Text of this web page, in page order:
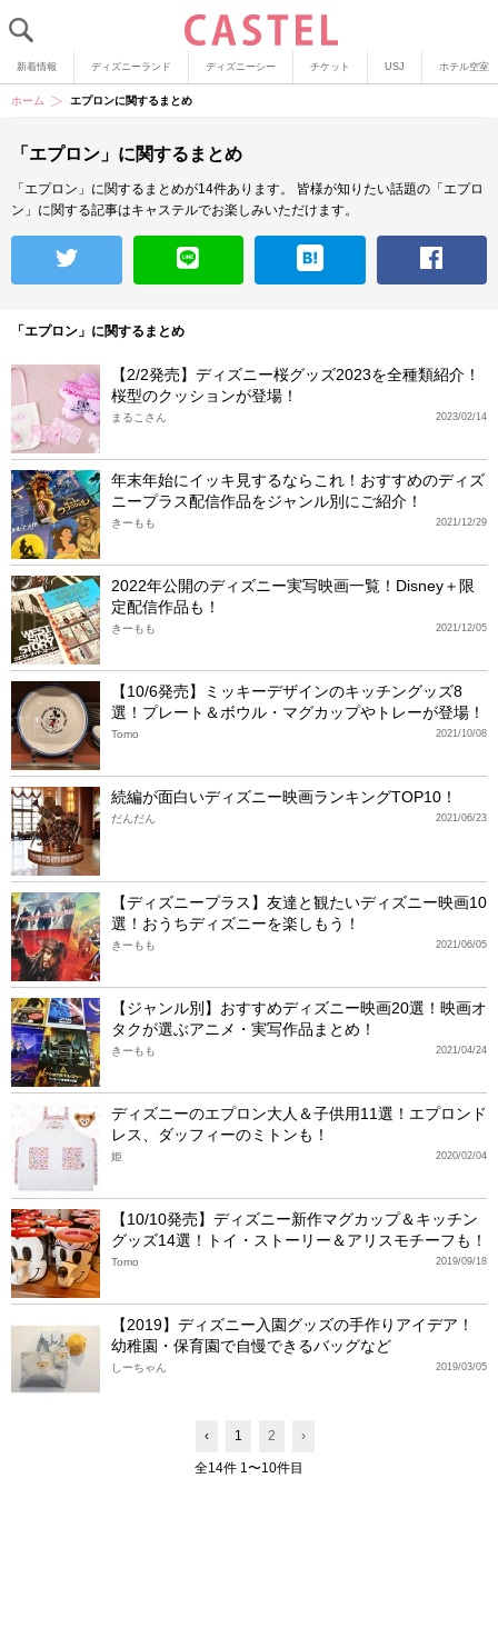
新着情報 ディズニーランド ディズニーシー チケット USJ ホテル空室
ホーム エプロンに関するまとめ
「エプロン」に関するまとめ
「エプロン」に関するまとめが14件あります。
皆様が知りたい話題の「エプロ
ン」に関する記事はキャステルでお楽しみいただけます。
「エプロン」に関するまとめ
【2/2発売】ディズニー桜グッズ2023を全種類紹介！
桜型のクッションが登場！
2023/02/14
まるこさん
年末年始にイッキ見するならこれ！おすすめのディズ
ニープラス配信作品をジャンル別にご紹介！
2021/12/29
きーもも
2022年公開のディズニー実写映画一覧！Disney＋限
定配信作品も！
2021/12/05
きーもも
【10/6発売】ミッキーデザインのキッチングッズ8
選！プレート＆ボウル・マグカップやトレーが登場！
2021/10/08
Tomo
続編が面白いディズニー映画ランキングTOP10！
2021/06/23
だんだん
【ディズニープラス】友達と観たいディズニー映画10
選！おうちディズニーを楽しもう！
2021/06/05
きーもも
【ジャンル別】おすすめディズニー映画20選！映画オ
タクが選ぶアニメ・実写作品まとめ！
2021/04/24
きーもも
ディズニーのエプロン大人＆子供用11選！エプロンド
レス、ダッフィーのミトンも！
2020/02/04
姫
【10/10発売】ディズニー新作マグカップ＆キッチン
グッズ14選！トイ・ストーリー＆アリスモチーフも！
2019/09/18
Tomo
【2019】ディズニー入園グッズの手作りアイデア！
幼稚園・保育園で自慢できるバッグなど
2019/03/05
しーちゃん
‹ 1 2 ›
全14件 1〜10件目